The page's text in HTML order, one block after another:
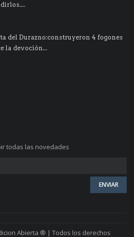
del Durazno:construyeron 4 fogones
la devoción...
todas las novedades
Abierta ® | Todos los derechos